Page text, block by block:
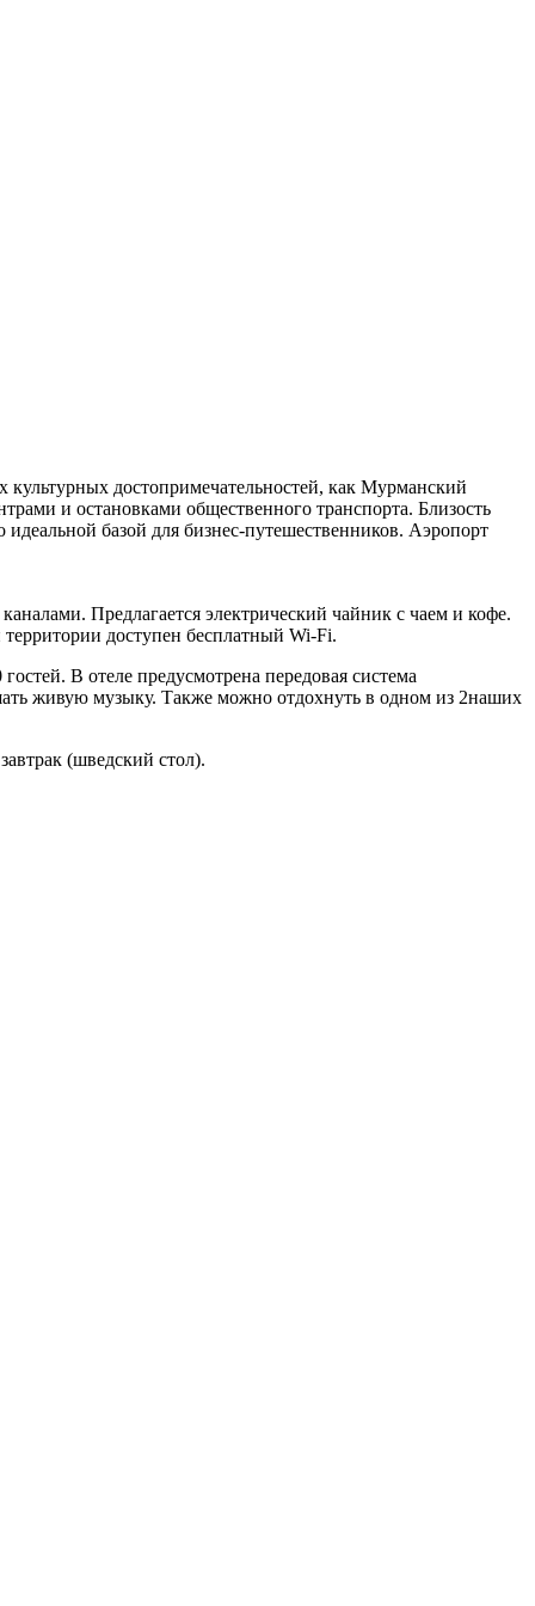
культурных достопримечательностей, как Мурманский
и остановками общественного транспорта. Близость
идеальной базой для бизнес-путешественников. Аэропорт
Предлагается электрический чайник с чаем и кофе.
доступен бесплатный Wi-Fi.
В отеле предусмотрена передовая система
живую музыку. Также можно отдохнуть в одном из 2наших
(шведский стол).